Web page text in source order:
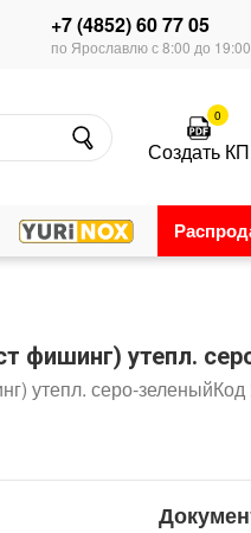
+7 (4852) 60 77 05
по Ярославлю с 8:00 до 19:00
0
Создать КП
фишинг) утепл.
утепл. серо-зеленыйКод